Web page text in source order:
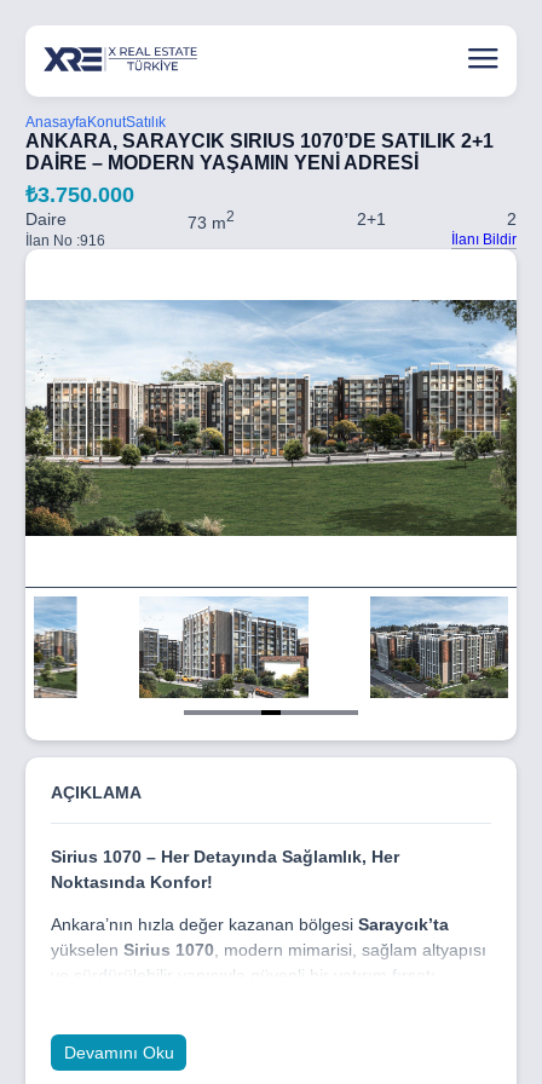
AnasayfaKonutSatılık
ANKARA, SARAYCIK SIRIUS 1070’DE SATILIK 2+1
DAİRE – MODERN YAŞAMIN YENİ ADRESİ
₺3.750.000
Daire 73 m2 2+1 2
İlan No :916 İlanı Bildir
5
of
AÇIKLAMA
Sirius 1070 – Her Detayında Sağlamlık, Her
Noktasında Konfor!
Ankara’nın hızla değer kazanan bölgesi Saraycık’ta
yükselen Sirius 1070 , modern mimarisi, sağlam altyapısı
ve sürdürülebilir yapısıyla güvenli bir yatırım fırsatı
şehir merkezine kolay erişim
değerini her geçen gün artıran bir lokasyonda
Devamını Oku